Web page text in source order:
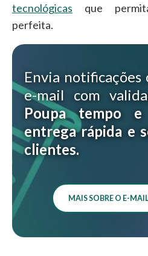
tecnológicas que
perfeita.
Envia
e-mail com
Poupa tempo
entrega rápida e
clientes.
MAIS SOBRE O E-